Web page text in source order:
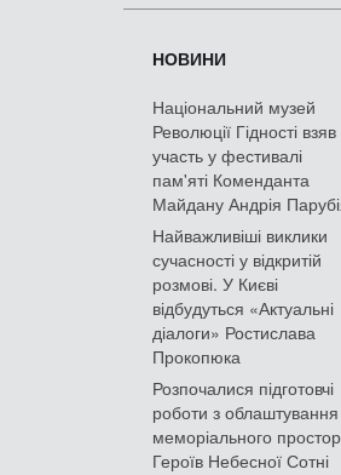
НОВИНИ
Національний музей
Революції Гідності взяв
участь у фестивалі
пам'яті Коменданта
Майдану Андрія
Найважливіші виклики
сучасності у відкритій
розмові. У Києві
відбудуться «Актуальні
діалоги» Ростислава
Прокопюка
Розпочалися підготовчі
роботи з облаштування
меморіального
Героїв Небесної Сотні